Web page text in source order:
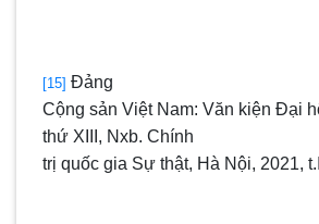
[15] Đảng
Cộng sản Việt Nam: Văn kiện Đại
thứ XIII, Nxb. Chính
trị quốc gia Sự thật, Hà Nội, 2021,